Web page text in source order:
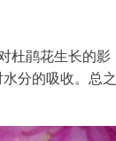
杜鹃花生长的影
分的吸收。总之